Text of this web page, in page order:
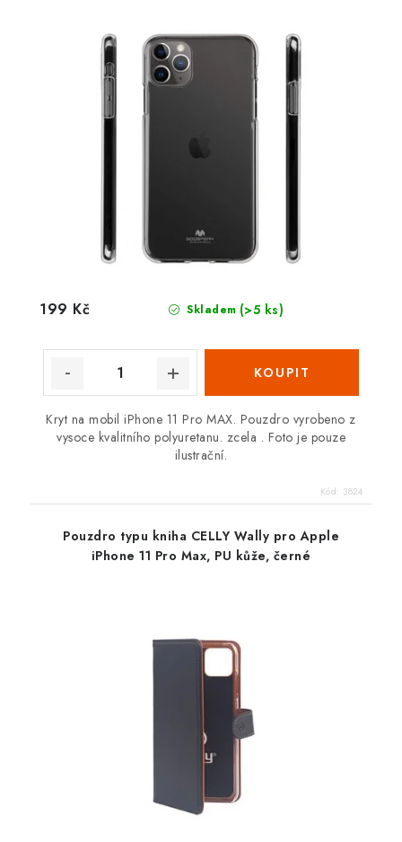
Skladem (>5 ks)
199 Kč
Kryt na mobil iPhone 11 Pro MAX. Pouzdro vyrobeno z
vysoce kvalitního polyuretanu. zcela . Foto je pouze
ilustrační.
Kód: 3824
Pouzdro typu kniha CELLY Wally pro Apple
iPhone 11 Pro Max, PU kůže, černé